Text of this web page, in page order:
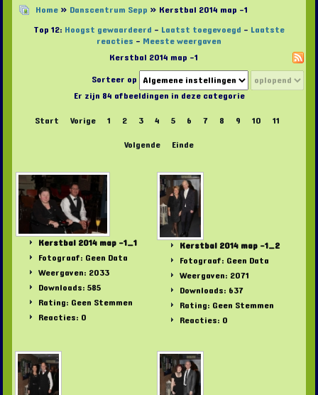
Home» Danscentrum Sepp » Kerstbal 2014 map -1
Top 12: Hoogst gewaardeerd - Laatst toegevoegd - Laatste
reacties - Meeste weergaven
Kerstbal 2014 map -1
Sorteer op
Er zijn 84 afbeeldingen in deze categorie
Start
Vorige 1 2 3 4 5 6 7 8 9 10
11
Volgende
Einde
Kerstbal 2014 map -1_1
Fotograaf: Geen Data
Weergaven: 2033
Downloads: 585
Rating: Geen Stemmen
Reacties: 0
Kerstbal 2014 map -1_2
Fotograaf: Geen Data
Weergaven: 2071
Downloads: 637
Rating: Geen Stemmen
Reacties: 0